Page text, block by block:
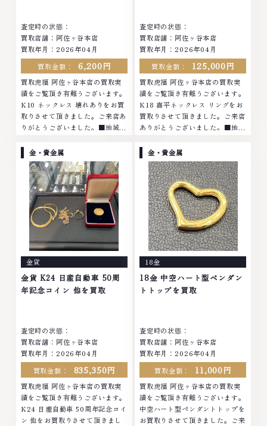
中無休
査定時の状態：
買取店舗：阿佐ヶ谷本店
買取年月：2026年04月
買取金額：
6,200円
買取虎福 阿佐ヶ谷本店の買取実
績をご覧頂き有難うございます。
K10 ネックレス 壊れありをお買
取りさせて頂きました。ご来店あ
りがとうございました。■地域買
モンド ブランド品 ブランド衣類
お酒買取りのことなら、お任せく
ださいなかでも金・プラチナ等の
アクセサリー・貴金属・宝石・ダ
イヤモンド・ジュエリーや ブラ
ンド品・時計等は特に自信を持っ
て、高額査定を実現しておりま
す。 古くて使わなくなってしま
ったアクセサリー、動かなくなっ
てしまった腕時計、多くのお品物
の高価買取りを実現しており、他
店ではお値段の付かなかったお品
物でも、一点一点丁寧に無料で査
無休
査定時の状態：
買取店舗：阿佐ヶ谷本店
買取年月：2026年04月
買取金額：
125,000円
買取虎福 阿佐ヶ谷本店の買取実
績をご覧頂き有難うございます。
K18 喜平ネックレス リングをお
買取りさせて頂きました。ご来店
ありがとうございました。■地域
ヤモンド ブランド品 ブランド衣
類 お酒買取りのことなら、お任
せくださいなかでも金・プラチナ
等のアクセサリー・貴金属・宝
石・ダイヤモンド・ジュエリーや
ブランド品・時計等は特に自信を
持って、高額査定を実現しており
ます。 古くて使わなくなってし
まったアクセサリー、動かなくな
ってしまった腕時計、多くのお品
物の高価買取りを実現しており、
他店ではお値段の付かなかったお
品物でも、一点一点丁寧に無料で
中無休
金・貴金属
金貨
金貨 K24 日産自動車 50周
年記念コイン 他を買取
査定時の状態：
買取店舗：阿佐ヶ谷本店
買取年月：2026年04月
買取金額：
835,350円
買取虎福 阿佐ヶ谷本店の買取実
績をご覧頂き有難うございます。
K24 日産自動車 50周年記念コイ
ン 他をお買取りさせて頂きまし
金・貴金属
18金
18金 中空ハート型ペンダン
トトップを買取
査定時の状態：
買取店舗：阿佐ヶ谷本店
買取年月：2026年04月
買取金額：
11,000円
買取虎福 阿佐ヶ谷本店の買取実
績をご覧頂き有難うございます。
中空ハート型ペンダントトップを
お買取りさせて頂きました。ご来